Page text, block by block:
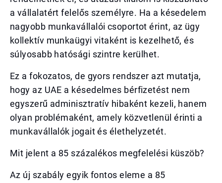
a vállalatért felelős személyre. Ha a késedelem
nagyobb munkavállalói csoportot érint, az ügy
kollektív munkaügyi vitaként is kezelhető, és
súlyosabb hatósági szintre kerülhet.
Ez a fokozatos, de gyors rendszer azt mutatja,
hogy az UAE a késedelmes bérfizetést nem
egyszerű adminisztratív hibaként kezeli, hanem
olyan problémaként, amely közvetlenül érinti a
munkavállalók jogait és élethelyzetét.
Mit jelent a 85 százalékos megfelelési küszöb?
Az új szabály egyik fontos eleme a 85